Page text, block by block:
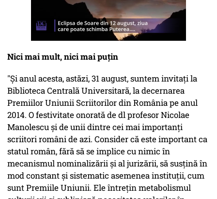
Nici mai mult, nici mai puțin
"Și anul acesta, astăzi, 31 august, suntem invitați la
Biblioteca Centrală Universitară, la decernarea
Premiilor Uniunii Scriitorilor din România pe anul
2014. O festivitate onorată de dl profesor Nicolae
Manolescu și de unii dintre cei mai importanți
scriitori români de azi. Consider că este important ca
statul român, fără să se implice cu nimic în
mecanismul nominalizării și al jurizării, să susțină în
mod constant și sistematic asemenea instituții, cum
sunt Premiile Uniunii. Ele întrețin metabolismul